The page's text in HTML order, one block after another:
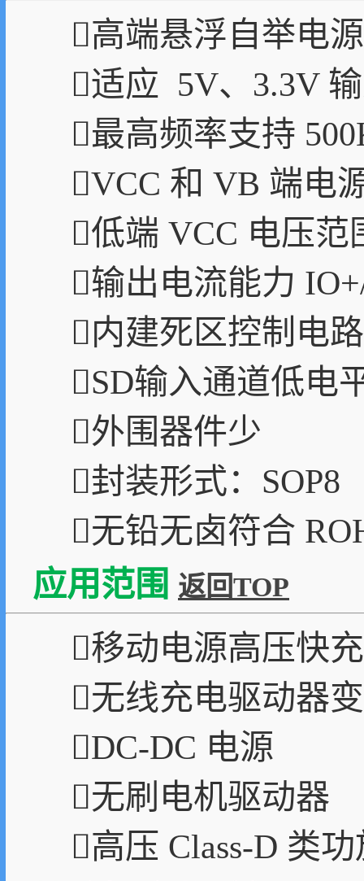
高端悬浮自举电
适应 5V、3.3V
最高频率支持
VCC 和 VB 端电
低端 VCC 电压范
输出电流能力
内建死区控制电路
SD输入通道低电
外围器件少
封装形式：SOP8
无铅无卤符合
应用范围 返回TOP
移动电源高压快
无线充电驱动器
DC-DC 电源
无刷电机驱动器
高压 Class-D 类